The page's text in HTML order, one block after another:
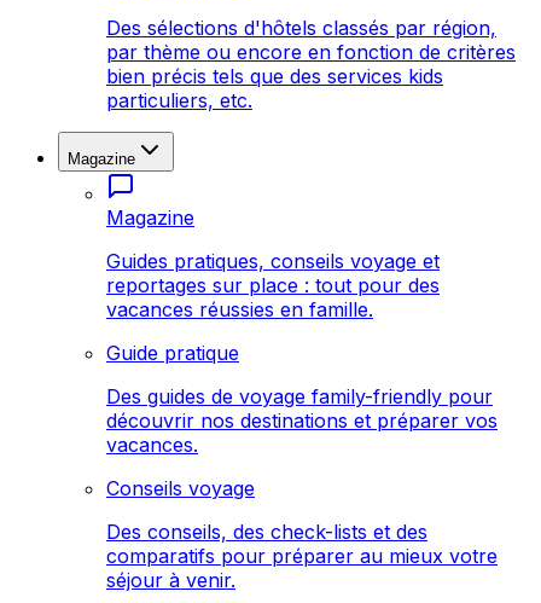
Des sélections d'hôtels classés par région,
par thème ou encore en fonction de critères
bien précis tels que des services kids
particuliers, etc.
Magazine
Magazine
Guides pratiques, conseils voyage et
reportages sur place : tout pour des
vacances réussies en famille.
Guide pratique
Des guides de voyage family-friendly pour
découvrir nos destinations et préparer vos
vacances.
Conseils voyage
Des conseils, des check-lists et des
comparatifs pour préparer au mieux votre
séjour à venir.